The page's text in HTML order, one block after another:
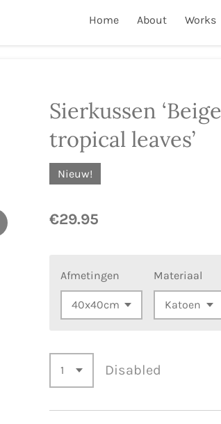
Home About Works
Sierkussen ‘Beige
tropical leaves’
Nieuw!
€29.95
Afmetingen Materiaal
Disabled